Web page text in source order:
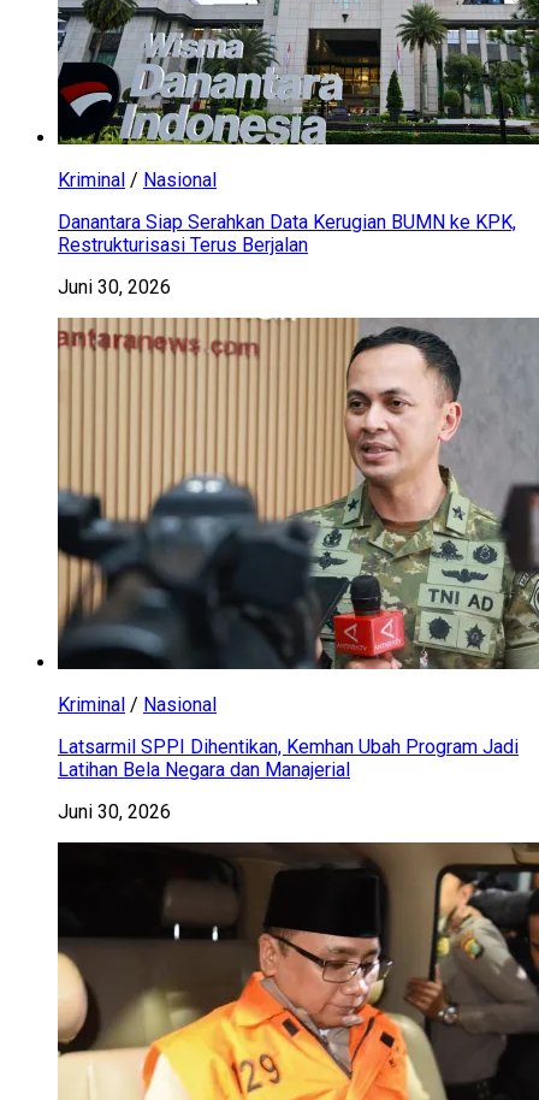
Kriminal / Nasional
Danantara Siap Serahkan Data Kerugian BUMN ke KPK,
Restrukturisasi Terus Berjalan
Juni 30, 2026
Kriminal / Nasional
Latsarmil SPPI Dihentikan, Kemhan Ubah Program Jadi
Latihan Bela Negara dan Manajerial
Juni 30, 2026